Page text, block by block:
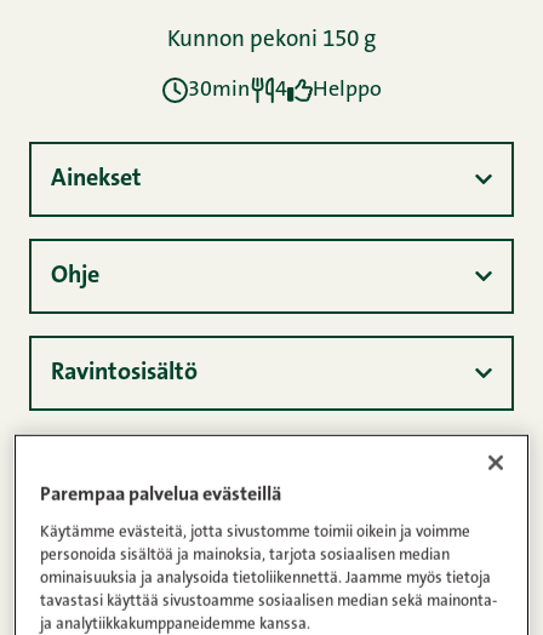
Kunnon pekoni 150 g
30min 4 Helppo
Ainekset
Ohje
Ravintosisältö
täydellinen yhdistelmä rapeaa, pehmeää, makeaa
ja suolaista! Tässä reseptissä mehevä
kaalipannukakku kohtaa makeaksi paahtuneen
pekonin ja täyteläiset kastikkeet. Herkuttele arjen
Parempaa palvelua evästeillä
Käytämme evästeitä, jotta sivustomme toimii oikein ja voimme
personoida sisältöä ja mainoksia, tarjota sosiaalisen median
ominaisuuksia ja analysoida tietoliikennettä. Jaamme myös tietoja
tavastasi käyttää sivustoamme sosiaalisen median sekä mainonta-
ja analytiikkakumppaneidemme kanssa.